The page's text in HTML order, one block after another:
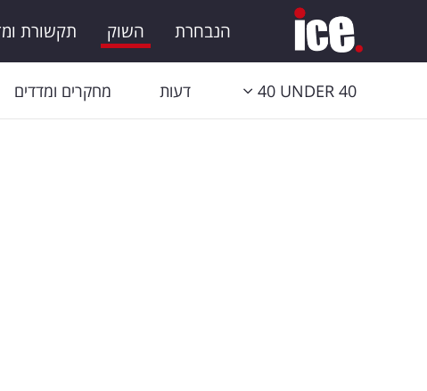
הנבחרת השוק תקשורת
40 UNDER 40 דעות מחקרים ומדדים